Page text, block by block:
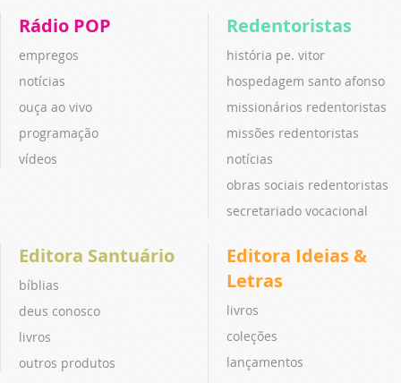
Rádio POP
empregos
notícias
ouça ao vivo
programação
vídeos
Redentoristas
história pe. vitor
hospedagem santo afonso
missionários redentoristas
missões redentoristas
notícias
obras sociais redentoristas
secretariado vocacional
Editora Santuário
bíblias
deus conosco
livros
outros produtos
Editora Ideias &
Letras
livros
coleções
lançamentos